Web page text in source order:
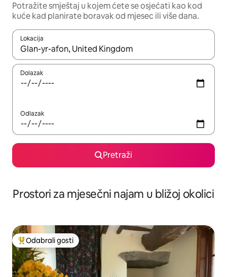
Potražite smještaj u kojem ćete se osjećati kao kod
kuće kad planirate boravak od mjesec ili više dana.
Lokacija
Kada budu dostupni rezultati, moći ćete ih pregledati
Dolazak
Odlazak
Pretraži
Prostori za mjesečni najam u bližoj okolici
Među najviše rangiranima s oznakom „Odabrali gosti”
Odabrali gosti